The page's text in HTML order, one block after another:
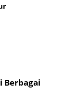
Berbagai